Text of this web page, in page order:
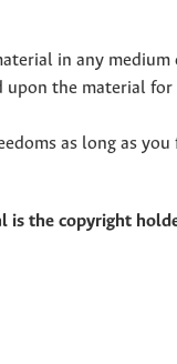
in any
the material for
as long as
is the copyright